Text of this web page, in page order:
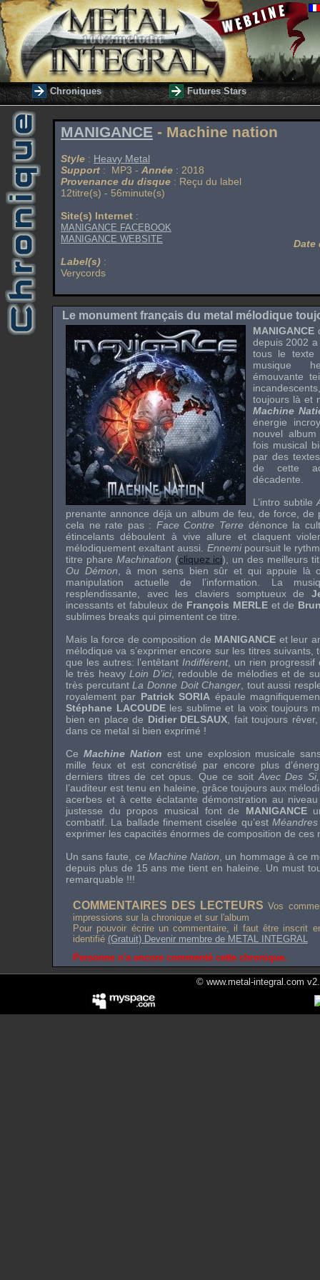
Chroniques Futures Stars
MANIGANCE - Machine nation
Style : Heavy Metal
Support : MP3 - Année : 2018
Provenance du disque : Reçu du label
12titre(s) - 56minute(s)
Site(s) Internet :
MANIGANCE FACEBOOK
MANIGANCE WEBSITE
Label(s) :
Verycords
Date
Le monument français du metal mélodique
MANIGANCE
depuis 2002
tous le texte
musique
émouvante
toujours là et
Machine
énergie
nouvel
fois musical
par des
de cette
décadente.
L’intro subtile
prenante annonce déjà un album de feu, de force,
cela ne rate pas : Face Contre Terre dénonce la
étincelants déboulent à vive allure et claquent
mélodiquement exaltant aussi. Ennemipoursuit le
titre phare Machination (cliquez ici), un des meilleurs
Ou Démon , à mon sens bien sûr et qui appuie là
manipulation actuelle de l’information. La
resplendissante, avec les claviers somptueux de
incessants et fabuleux de François MERLEet de
sublimes breaks qui pimentent ce titre.
Mais la force de composition de MANIGANCE et leur
mélodique va s’exprimer encore sur les titres suivants,
que les autres: l’entêtant Indifférent, un rien progressif
le très heavy Loin D’ici, redouble de mélodies et de
très percutantLa Donne Doit Changer , tout aussi
royalement par Patrick SORIA épaule
Stéphane LACOUDEles sublime et la voix toujours
bien en place de Didier DELSAUX , fait toujours
dans ce metal si bien exprimé !
Ce Machine Nation est une explosion musicale
mille feux et est concrétisé par encore plus
derniers titres de cet opus. Que ce soit Avec Des
l’auditeur est tenu en haleine, grâce toujours aux
acerbes et à cette éclatante démonstration au
justesse du propos musical font de MANIGANCE
combatif. La ballade finement ciselée qu’estMéandres
exprimer les capacités énormes de composition de ces
Un sans faute, ce Machine Nation , un hommage à ce
depuis plus de 15 ans me tient en haleine. Un must
remarquable !!!
COMMENTAIRES DES LECTEURS Vos
impressions sur la chronique et sur l'album
Pour pouvoir écrire un commentaire, il faut être inscrit
identifié (Gratuit) Devenir membre de METAL INTEGRAL
Personne n'a encore commenté cette chronique.
© www.metal-integral.com